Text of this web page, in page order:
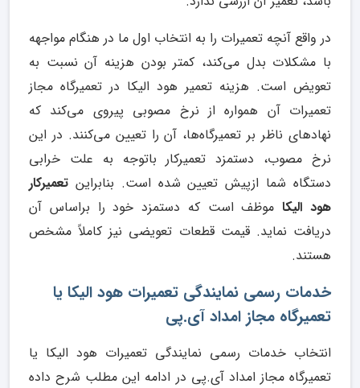
در واقع آنچه تعمیرات را به انتخاب اول ما در هنگام مواجهه
با مشکلات بدل می‌کند، کمتر بودن هزینه آن نسبت به
تعویض است. هزینه تعمیر هود الیکا در تعمیرگاه مجاز
تعمیرات آن همواره از نرخ مصوبی پیروی می‌کند که
نهادهای ناظر بر تعمیرگاه‌ها، آن را تعیین می‌کنند. در این
نرخ مصوب، دستمزد تعمیرکار باتوجه به علت خرابی
دستگاه شما ازپیش‌ تعیین‌ شده است. بنابراین تعمیرکار
هود الیکاموظف است که دستمزد خود را براساس آن
دریافت نماید. قیمت قطعات تعویضی نیز کاملاً مشخص
هستند.
خدمات رسمی نمایندگی تعمیرات هود الیکا یا
تعمیرگاه مجاز امداد آی.پی
انتخاب خدمات رسمی نمایندگی تعمیرات هود الیکا یا
تعمیرگاه مجاز امداد آی.پی در ادامه این مطلب شرح داده